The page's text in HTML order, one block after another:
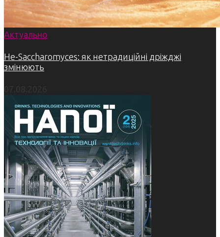
Актуально
Не-Saccharomyces: як нетрадиційні дріжджі
змінюють